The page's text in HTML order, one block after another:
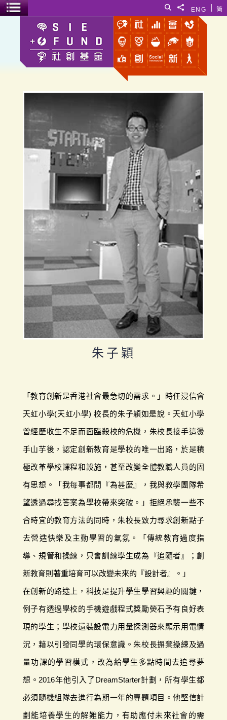
简
ENG
分享給
搜尋
選單開關
朱子穎
「教育創新是香港社會最急切的需求。」時任浸信會
天虹小學(天虹小學) 校長的朱子穎如是說。天虹小學
曾經歷收生不足而面臨殺校的危機，朱校長接手這燙
手山芋後，認定創新教育是學校的唯一出路，於是積
極改革學校課程和設施，甚至改變全體教職人員的固
有思想。「我每事都問『為甚麼』，我與教學團隊希
望透過尋找答案為學校帶來突破。」拒絕承襲一些不
合時宜的教育方法的同時，朱校長致力尋求創新點子
去營造快樂及主動學習的氣氛。「傳統教育過度指
導、規管和操練，只會訓練學生成為『追隨者』；創
新教育則著重培育可以改變未來的『設計者』。」
在創新的路途上，科技是提升學生學習興趣的關鍵，
例子有透過學校的手機遊戲程式獎勵熒石予有良好表
現的學生；學校還裝設電力用量探測器來顯示用電情
況，藉以引發同學的環保意識。朱校長摒棄操練及過
量功課的學習模式，改為給學生多點時間去追尋夢
想。2016年他引入了DreamStarter計劃，所有學生都
必須隨機組隊去進行為期一年的專題項目。他堅信計
劃能培養學生的解難能力，有助應付未來社會的需